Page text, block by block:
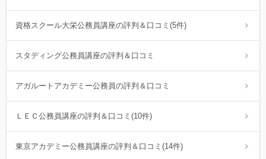
資格スクール大栄公務員講座の評判＆口コミ(5件)
スタディング公務員講座の評判＆口コミ
アガルートアカデミー公務員の評判＆口コミ
ＬＥＣ公務員講座の評判＆口コミ(10件)
東京アカデミー公務員講座の評判＆口コミ(14件)